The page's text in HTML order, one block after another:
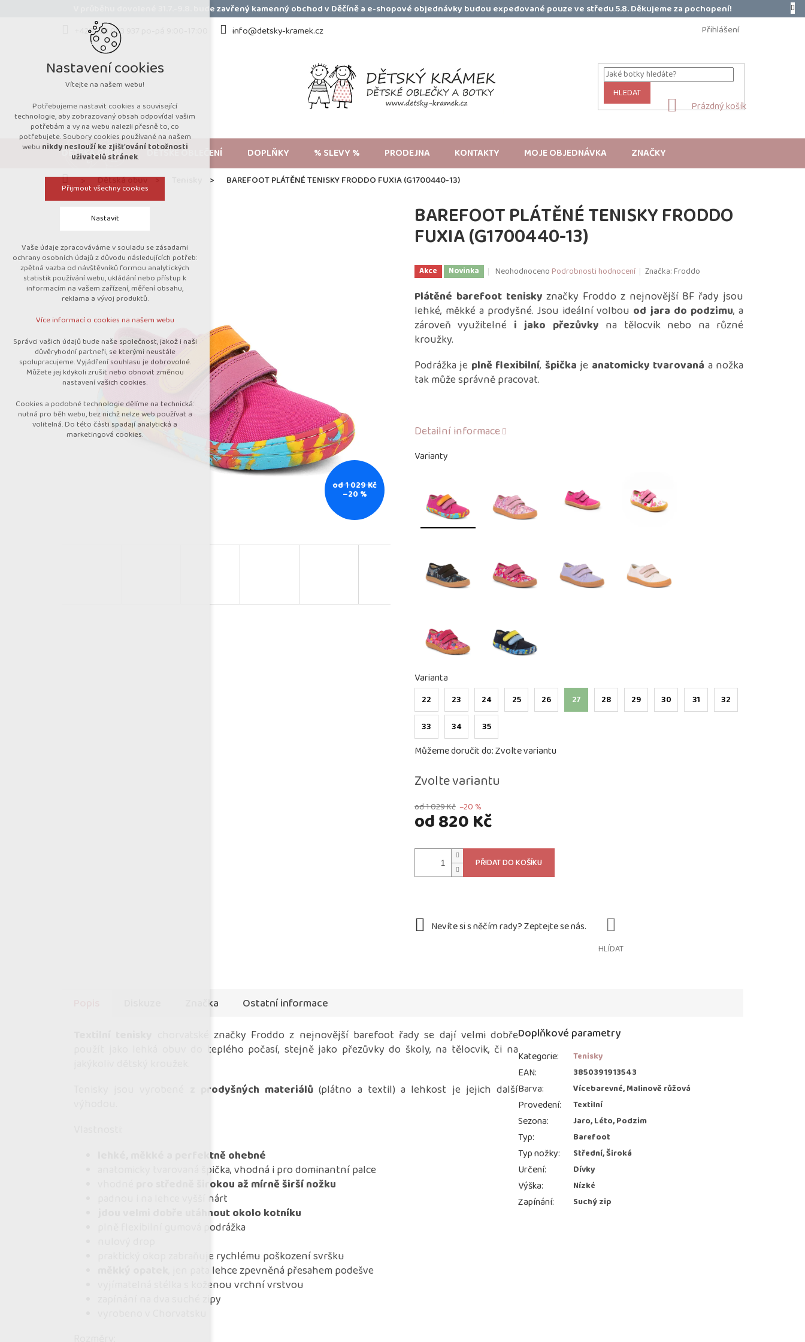
V průběhu dovolené 31.7.-9.8. bude zavřený kamenný obchod v Děčíně a e-shopové objednávky budou expedované pouze ve středu 5.8. Děkujeme za pochopení!
+420 723 053 937 po-pá 9:00-17:00
info@detsky-kramek.cz Přihlášení
HLEDAT
NÁKUPNÍ
Prázdný košík
DĚTSKÁ OBUV DĚTSKÉ OBLEČENÍ DOPLŇKY % SLEVY % PRODEJNA KONTAKTY MOJE OBJEDNÁVKA ZNAČKY
DomůDětská obuv BAREFOOT PLÁTĚNÉ TENISKY FRODDO FUXIA (G1700440-13)
od 1 029 Kč
–20 %
BAREFOOT PLÁTĚNÉ TENISKY FRODDO
FUXIA (G1700440-13)
Akce Novinka
Průměrné
produktu
0,0
z
NeohodnocenoPodrobnosti hodnocení Značka:Froddo
od 1 029 Kč –20 %
od820 Kč
cena:
Zvolte variantu
Varianty
Varianta
22 23 24 25 26 27 28 29 30 31 32
33 34 35
Můžeme doručit do:Zvolte variantu
PŘIDAT DO KOŠÍKU
Plátěné barefoot tenisky značky Froddo z nejnovější BF řady jsou
lehké, měkké a prodyšné. Jsou ideální volbou od jara do podzimu, a
zároveň využitelné i jako přezůvky na tělocvik nebo na různé
kroužky.
Podrážka je plně flexibilní, špička je anatomicky tvarovaná a nožka
tak může správně pracovat.
Detailní informace
HLÍDAT
Značka
Ostatní informace
chorvatské značky Froddo z nejnovější barefoot řady se dají velmi dobře
použít jako lehká obuv do teplého počasí, stejně jako přezůvky do školy, na tělocvik, či na
z prodyšných materiálů (plátno a textil) a lehkost je jejich další
lehké, měkké a perfektně ohebné
anatomicky tvarovaná špička, vhodná i pro dominantní palce
pro středně širokou až mírně širší nožku
padnou i na lehce vyšší nárt
jdou velmi dobře utáhnout okolo kotníku
plně flexibilní gumová podrážka
praktický okop zabraňuje rychlému poškození svršku
, jen pata lehce zpevněná přesahem podešve
vyjímatelná stélka s koženou vrchní vrstvou
zapínání na dva suché zipy
Doplňkové parametry
Kategorie: Tenisky
EAN: 3850391913543
Barva: Vícebarevné, Malinově růžová
Provedení: Textilní
Sezona: Jaro, Léto, Podzim
Typ: Barefoot
Typ nožky: Střední, Široká
Určení: Dívky
Výška: Nízké
Zapínání: Suchý zip
Nastavení cookies
Vítejte na našem webu!
Potřebujeme nastavit cookies a související
technologie, aby zobrazovaný obsah odpovídal vašim
potřebám a vy na webu nalezli přesně to, co
potřebujete. Soubory cookies používané na našem
webu nikdy neslouží ke zjišťování totožnosti
uživatelů stránek.
Přijmout všechny cookies
Nastavit
Technická cookies
nutná pro provozování webu
udržení kontextu stránek (session):
případná přihlášení, volby jazyka, apod.
návštěvnosti
marketingová cookies (Google)
Více informací o cookies na našem webu
Přijmout všechny cookies
Odmítnout vše
Vaše údaje zpracováváme v souladu se zásadami
ochrany osobních údajů z důvodu následujících potřeb:
zpětná vazba od návštěvníků formou analytických
statistik používání webu, ukládání nebo přístup k
informacím na vašem zařízení, měření obsahu,
reklama a vývoj produktů.
Více informací o cookies na našem webu
Správci vašich údajů bude naše společnost, jakož i naši
důvěryhodní partneři, se kterými neustále
spolupracujeme. Vyjádření souhlasu je dobrovolné.
Můžete jej kdykoli zrušit nebo obnovit změnou
nastavení vašich cookies.
Cookies a podobné technologie dělíme na technická:
nutná pro běh webu, bez nichž nelze web používat a
volitelná. Do této části spadají analytická a
marketingová cookies.